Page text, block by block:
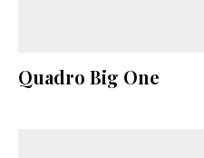
Quadro Big One